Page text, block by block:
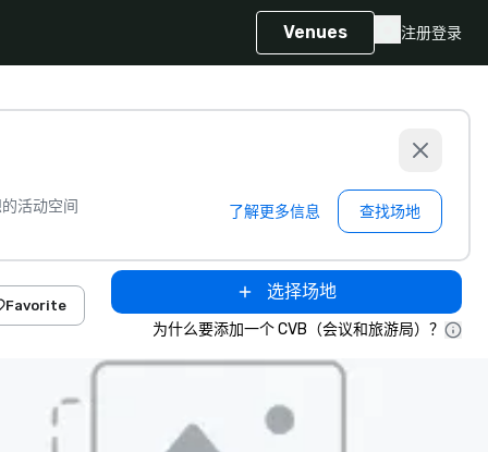
Venues 注册登录
活动空间 了解更多信息 查找场地
Favorite
选择场地
为什么要添加一个 CVB（会议和旅游局）？